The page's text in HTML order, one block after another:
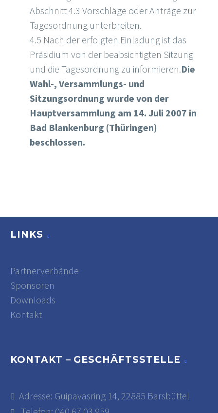
Abschnitt 4.3 Vorschläge oder Anträge zur
Tagesordnung unterbreiten.
4.5 Nach der erfolgten Einladung ist das
Präsidium von der beabsichtigten Sitzung
und die Tagesordnung zu informieren.Die
Wahl-, Versammlungs- und
Sitzungsordnung wurde von der
Hauptversammlung am 14. Juli 2007 in
Bad Blankenburg (Thüringen)
beschlossen.
LINKS
Partnerverbände
Sponsoren
Downloads
Kontakt
KONTAKT – GESCHÄFTSSTELLE
Adresse: Guipavasring 14, 22885 Barsbüttel